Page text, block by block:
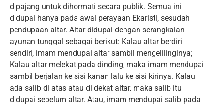
dipajang untuk dihormati secara publik. Semua ini
didupai hanya pada awal perayaan Ekaristi, sesudah
pendupaan altar. Altar didupai dengan serangkaian
ayunan tunggal sebagai berikut: Kalau altar berdiri
sendiri, imam mendupai altar sambil mengelilinginya;
Kalau altar melekat pada dinding, maka imam mendupai
sambil berjalan ke sisi kanan lalu ke sisi kirinya. Kalau
ada salib di atas atau di dekat altar, maka salib itu
didupai sebelum altar. Atau, imam mendupai salib pada